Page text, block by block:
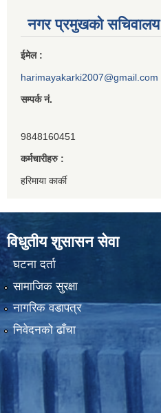
नगर प्रमुखको सचिवालय
ईमेल :
harimayakarki2007@gmail.com
सम्पर्क नं.
9848160451
कर्मचारीहरु :
हरिमाया कार्की
विधुतीय शुसासन सेवा
घटना दर्ता
सामाजिक सुरक्षा
नागरिक वडापत्र
निवेदनको ढाँचा